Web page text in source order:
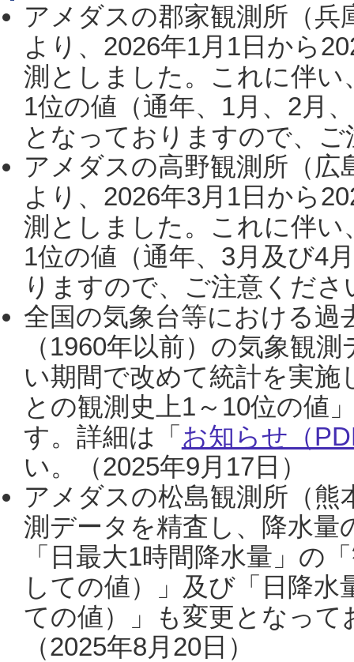
アメダスの郡家観測所（
より、2026年1月1日から
測としました。これに伴い
1位の値（通年、1月、2月
となっておりますので、
アメダスの高野観測所（
より、2026年3月1日から
測としました。これに伴い
1位の値（通年、3月及び4
りますので、ご注意くだ
全国の気象台等における過
（1960年以前）の気象観
い期間で改めて統計を実
との観測史上1～10位の値
す。詳細は「 お知らせ（
い。（2025年9月17日）
アメダスの松島観測所（熊
測データを精査し、降水
「日最大1時間降水量」の
しての値）」及び「日降
ての値）」も変更となっ
（2025年8月20日）